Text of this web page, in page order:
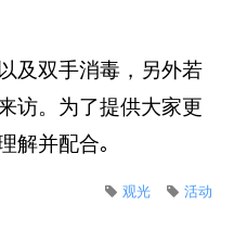
及双手消毒，另外若
访。为了提供大家更
解并配合｡
活动
观光